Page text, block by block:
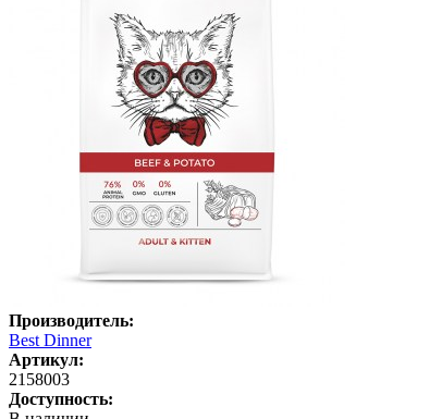
Производитель:
Best Dinner
Артикул:
2158003
Доступность: